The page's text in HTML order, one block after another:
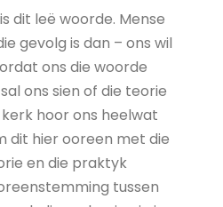
dit leë woorde. Mense
gevolg is dan – ons wil
ons die woorde
ons sien of die teorie
hoor ons heelwat
dit hier ooreen met die
en die praktyk
tussen